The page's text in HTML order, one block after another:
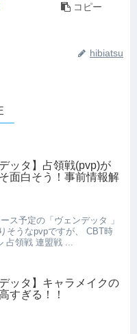
コピー
hibiatsu
デッタ】占領戦(pvp)が
面白そう！事前情報解
ス予定の「ヴェンデッタ 」
そうなpvpですが、 CBT時
占領戦 連盟戦 ...
デッタ】キャラメイクの
すぎる！！